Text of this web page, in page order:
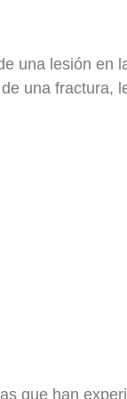
una lesión en
una fractura,
que han